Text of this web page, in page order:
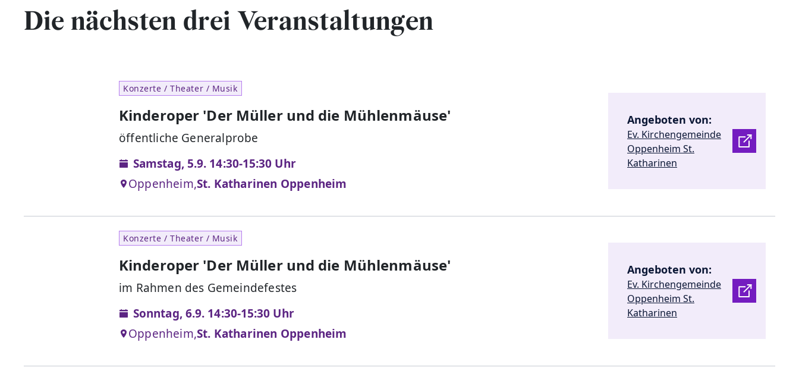
Die nächsten drei Veranstaltungen
Konzerte / Theater / Musik
Kinderoper 'Der Müller und die Mühlenmäuse'
öffentliche Generalprobe
Samstag, 5.9. 14:30-15:30 Uhr
Oppenheim,St. Katharinen Oppenheim
Angeboten von:
Ev. Kirchengemeinde
Oppenheim St.
Katharinen
Konzerte / Theater / Musik
Kinderoper 'Der Müller und die Mühlenmäuse'
im Rahmen des Gemeindefestes
Sonntag, 6.9. 14:30-15:30 Uhr
Oppenheim,St. Katharinen Oppenheim
Angeboten von:
Ev. Kirchengemeinde
Oppenheim St.
Katharinen